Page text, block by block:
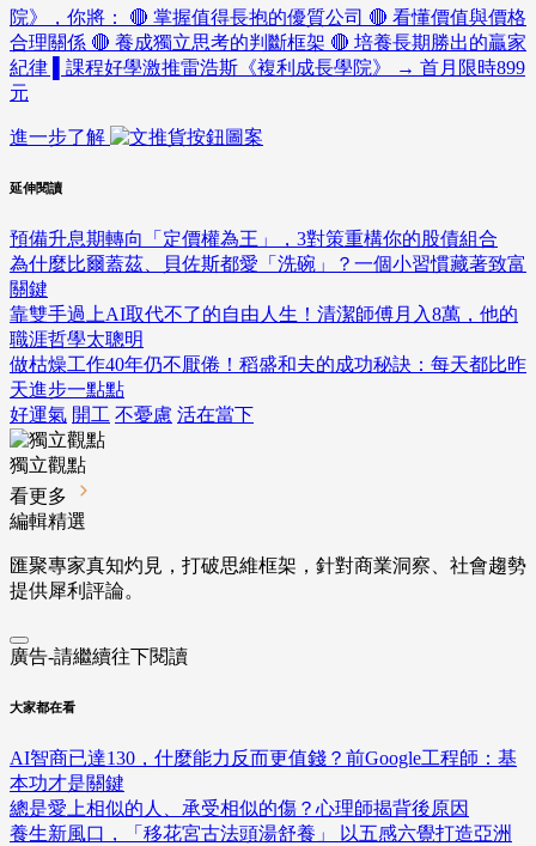
院》，你將： 🔴 掌握值得長抱的優質公司 🔴 看懂價值與價格
合理關係 🔴 養成獨立思考的判斷框架 🔴 培養長期勝出的贏家
紀律 ▌課程好學激推雷浩斯《複利成長學院》 → 首月限時899
元
進一步了解
延伸閱讀
預備升息期轉向「定價權為王」，3對策重構你的股債組合
為什麼比爾蓋茲、貝佐斯都愛「洗碗」？一個小習慣藏著致富
關鍵
靠雙手過上AI取代不了的自由人生！清潔師傅月入8萬，他的
職涯哲學太聰明
做枯燥工作40年仍不厭倦！稻盛和夫的成功秘訣：每天都比昨
天進步一點點
好運氣 開工 不憂慮 活在當下
獨立觀點
看更多
編輯精選
匯聚專家真知灼見，打破思維框架，針對商業洞察、社會趨勢
提供犀利評論。
廣告-請繼續往下閱讀
大家都在看
AI智商已達130，什麼能力反而更值錢？前Google工程師：基
本功才是關鍵
總是愛上相似的人、承受相似的傷？心理師揭背後原因
養生新風口，「移花宮古法頭湯舒養」 以五感六覺打造亞洲